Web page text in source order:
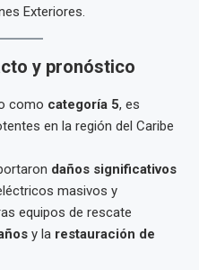
Exteriores.
y pronóstico
como categoría 5, es
en la región del Caribe
daños significativos
masivos y
equipos de rescate
y la restauración de